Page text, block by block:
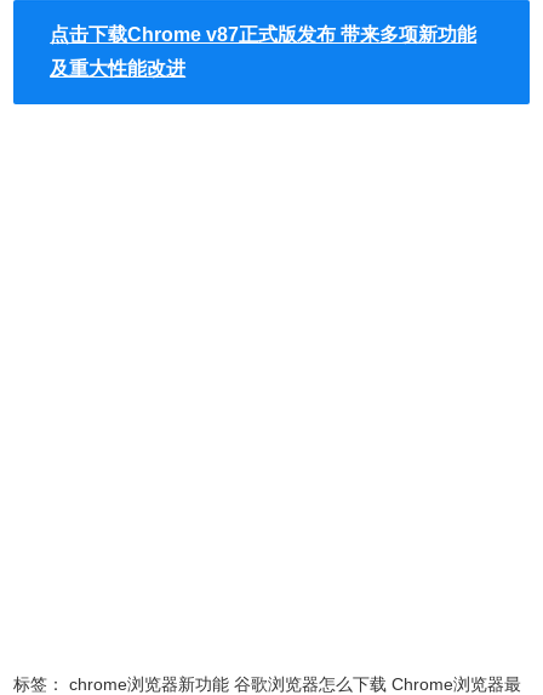
现在你可以将标签组固定在某个位置、可以将不同的选项卡
进行分组、可以在选项卡里搜索特定内容的页面。还可以将
图，用户点击预览图即可快速加载之前的页面等。这个与谷
点击下载Chrome v87正式版发布 带来多项新功能
及重大性能改进
标签： chrome浏览器新功能 谷歌浏览器怎么下载 Chrome浏览器最